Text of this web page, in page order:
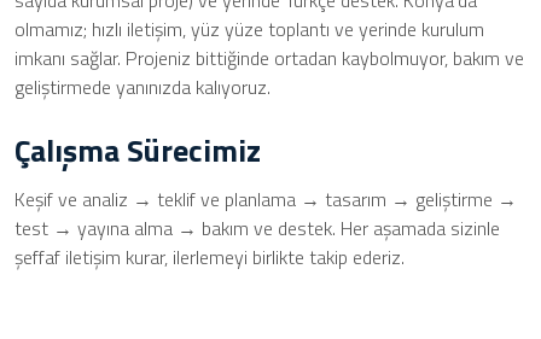
olmamız; hızlı iletişim, yüz yüze toplantı ve yerinde kurulum
imkanı sağlar. Projeniz bittiğinde ortadan kaybolmuyor, bakım ve
geliştirmede yanınızda kalıyoruz.
Çalışma Sürecimiz
Keşif ve analiz → teklif ve planlama → tasarım → geliştirme →
test → yayına alma → bakım ve destek. Her aşamada sizinle
şeffaf iletişim kurar, ilerlemeyi birlikte takip ederiz.